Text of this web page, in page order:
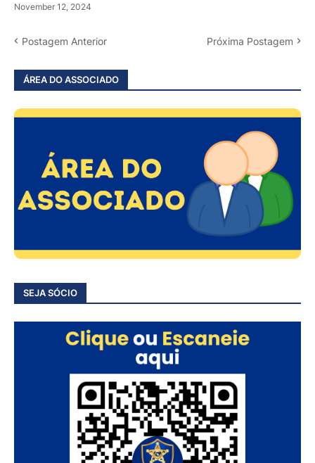
November 12, 2024
Postagem Anterior Próxima Postagem
ÁREA DO ASSOCIADO
SEJA SÓCIO